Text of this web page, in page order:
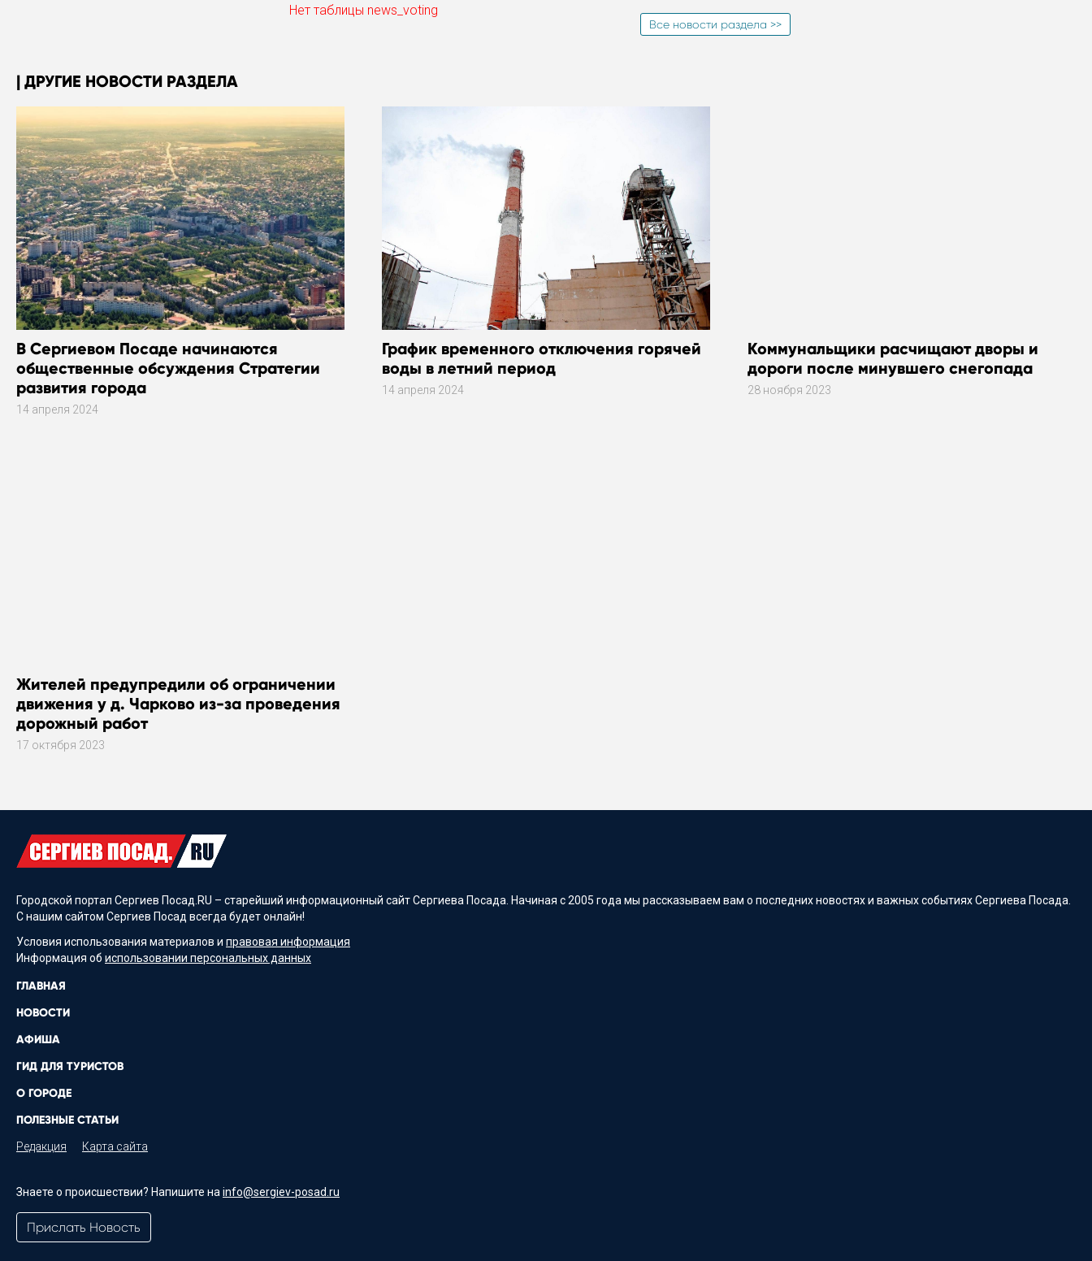
Нет таблицы news_voting
Все новости раздела >>
ДРУГИЕ НОВОСТИ РАЗДЕЛА
В Сергиевом Посаде начинаются
общественные обсуждения Стратегии
развития города
14 апреля 2024
График временного отключения горячей
воды в летний период
14 апреля 2024
Коммунальщики расчищают дворы и
дороги после минувшего снегопада
28 ноября 2023
Жителей предупредили об ограничении
движения у д. Чарково из-за проведения
дорожный работ
17 октября 2023
Городской портал Сергиев Посад.RU – старейший информационный сайт Сергиева Посада. Начиная с 2005 года мы рассказываем вам о последних новостях и важных событиях Сергиева Посада.
С нашим сайтом Сергиев Посад всегда будет онлайн!
Условия использования материалов и правовая информация
Информация об использовании персональных данных
ГЛАВНАЯ
НОВОСТИ
АФИША
ГИД ДЛЯ ТУРИСТОВ
О ГОРОДЕ
ПОЛЕЗНЫЕ СТАТЬИ
Редакция Карта сайта
Знаете о происшествии? Напишите на info@sergiev-posad.ru
Прислать Новость